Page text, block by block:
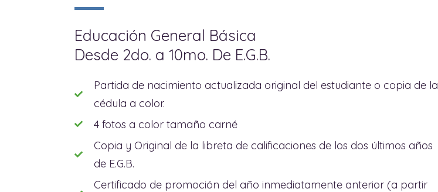
Educación General Básica
Desde 2do. a 10mo. De E.G.B.
Partida de nacimiento actualizada original del estudiante o copia de la
cédula a color.
4 fotos a color tamaño carné
Copia y Original de la libreta de calificaciones de los dos últimos años
de E.G.B.
Certificado de promoción del año inmediatamente anterior (a partir